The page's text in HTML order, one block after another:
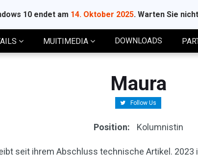
10 endet am 14. Oktober 2025. Warten Sie
MUITIMEDIA DOWNLOADS
Maura
Follow Us
Position: Kolumnistin
seit ihrem Abschluss technische Artikel.